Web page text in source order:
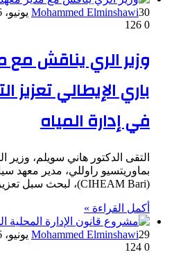
Mohammed Elminshawi30 يونيو، 2026
0
وزير الري يناقش
باري الإيطالي تعزيز
في إدارة المياه
التقى الدكتور هاني سويلم، وزير
بماوريتسيو راوللي، مدير معهد
(CIHEAM Bari)، لبحث سبل تعزيز…
أكمل القراءة »
Mohammed Elminshawi29 يونيو، 2026
0